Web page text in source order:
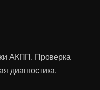
АКПП. Проверка
диагностика.